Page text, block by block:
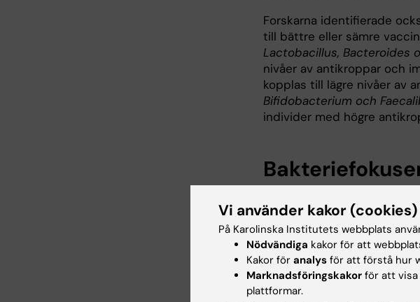
Forskarna identifierade
till bättre eller sämre
Lactobacillus, Bacteroides
nivåer av antikroppar och
kopplas till lägre nivåer av
Bifidobacterium och
individer med högre
roll för effektiviteten hos
Förhoppningen är att
bakteriefokuserade
vaccinsvaren, särskilt för
immunförsvar. De
kostförändringar eller
Vi använder kakor (cookies)
På Karolinska Institutets webbplats
Nödvändiga kakor för att
Kakor för analys för att förstå hur
Marknadsföringskakor för att visa
plattformar.